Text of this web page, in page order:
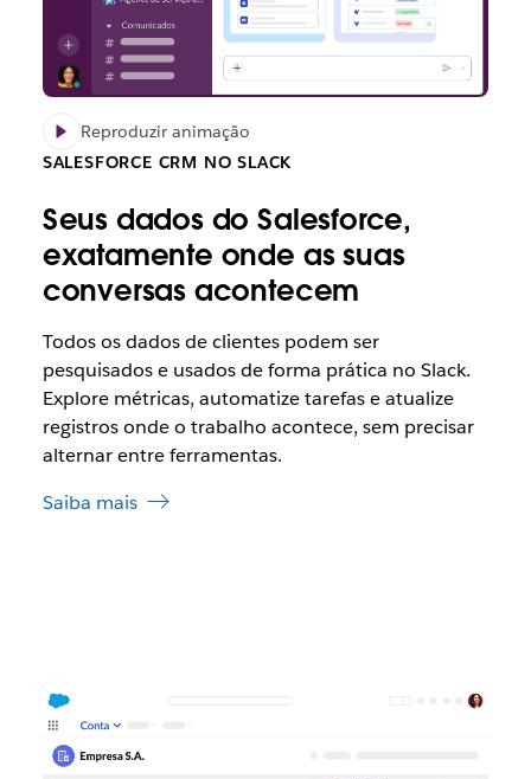
Reproduzir animação
SALESFORCE CRM NO SLACK
Seus dados do Salesforce,
exatamente onde as suas
conversas acontecem
Todos os dados de clientes podem ser
pesquisados e usados de forma prática no Slack.
Explore métricas, automatize tarefas e atualize
registros onde o trabalho acontece, sem precisar
alternar entre ferramentas.
Saiba mais